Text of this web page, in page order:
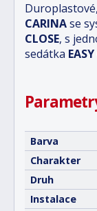
CARINAse
CLOSE, s
sedátka
Barva
Charakter
Druh
Instalace